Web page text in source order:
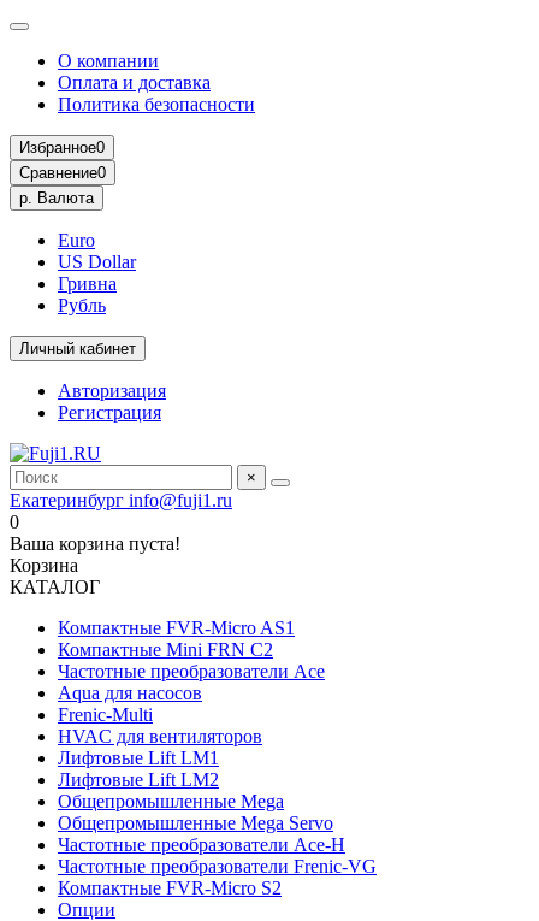
О компании
Оплата и доставка
Политика безопасности
Избранное0
Сравнение0
р. Валюта
Euro
US Dollar
Гривна
Рубль
Личный кабинет
Авторизация
Регистрация
×
Екатеринбург info@fuji1.ru
0
Ваша корзина пуста!
Корзина
КАТАЛОГ
Компактные FVR-Micro AS1
Компактные Mini FRN C2
Частотные преобразователи Ace
Aqua для насосов
Frenic-Multi
HVAC для вентиляторов
Лифтовые Lift LM1
Лифтовые Lift LM2
Общепромышленные Mega
Общепромышленные Mega Servo
Частотные преобразователи Ace-H
Частотные преобразователи Frenic-VG
Компактные FVR-Micro S2
Опции